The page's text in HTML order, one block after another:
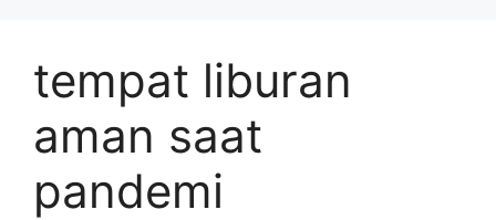
tempat liburan
aman saat
pandemi